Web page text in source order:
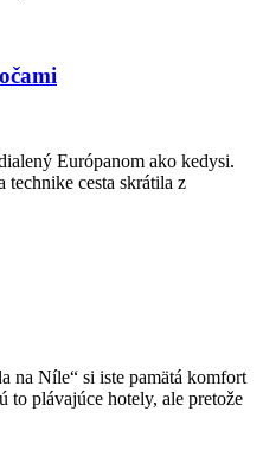
Európanom ako kedysi.
cesta skrátila z
na Níle“ si iste pamätá komfort
to plávajúce hotely, ale pretože